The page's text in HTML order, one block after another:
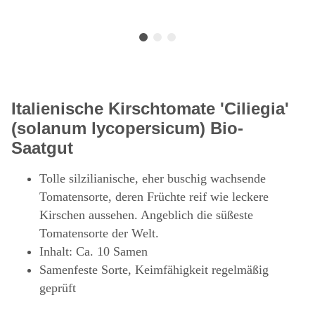
Italienische Kirschtomate 'Ciliegia'
(solanum lycopersicum) Bio-
Saatgut
Tolle silzilianische, eher buschig wachsende
Tomatensorte, deren Früchte reif wie leckere
Kirschen aussehen. Angeblich die süßeste
Tomatensorte der Welt.
Inhalt: Ca. 10 Samen
Samenfeste Sorte, Keimfähigkeit regelmäßig
geprüft